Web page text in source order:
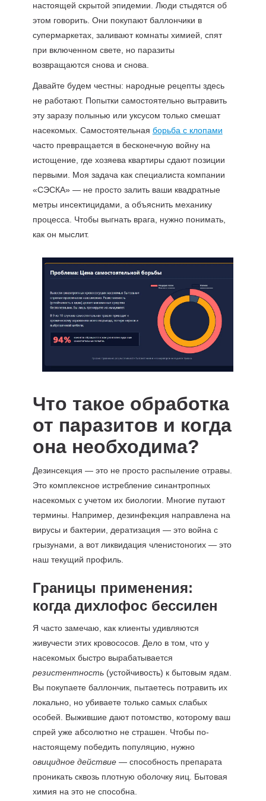
настоящей скрытой эпидемии. Люди стыдятся об
этом говорить. Они покупают баллончики в
супермаркетах, заливают комнаты химией, спят
при включенном свете, но паразиты
возвращаются снова и снова.
Давайте будем честны: народные рецепты здесь
не работают. Попытки самостоятельно вытравить
эту заразу полынью или уксусом только смешат
насекомых. Самостоятельная борьба с клопами
часто превращается в бесконечную войну на
истощение, где хозяева квартиры сдают позиции
первыми. Моя задача как специалиста компании
«СЭСКА» — не просто залить ваши квадратные
метры инсектицидами, а объяснить механику
процесса. Чтобы выгнать врага, нужно понимать,
как он мыслит.
Что такое обработка
от паразитов и когда
она необходима?
Дезинсекция — это не просто распыление отравы.
Это комплексное истребление синантропных
насекомых с учетом их биологии. Многие путают
термины. Например, дезинфекция направлена на
вирусы и бактерии, дератизация — это война с
грызунами, а вот ликвидация членистоногих — это
наш текущий профиль.
Границы применения:
когда дихлофос бессилен
Я часто замечаю, как клиенты удивляются
живучести этих кровососов. Дело в том, что у
насекомых быстро вырабатывается
резистентность(устойчивость) к бытовым ядам.
Вы покупаете баллончик, пытаетесь потравить их
локально, но убиваете только самых слабых
особей. Выжившие дают потомство, которому ваш
спрей уже абсолютно не страшен. Чтобы по-
настоящему победить популяцию, нужно
овицидное действие— способность препарата
проникать сквозь плотную оболочку яиц. Бытовая
химия на это не способна.